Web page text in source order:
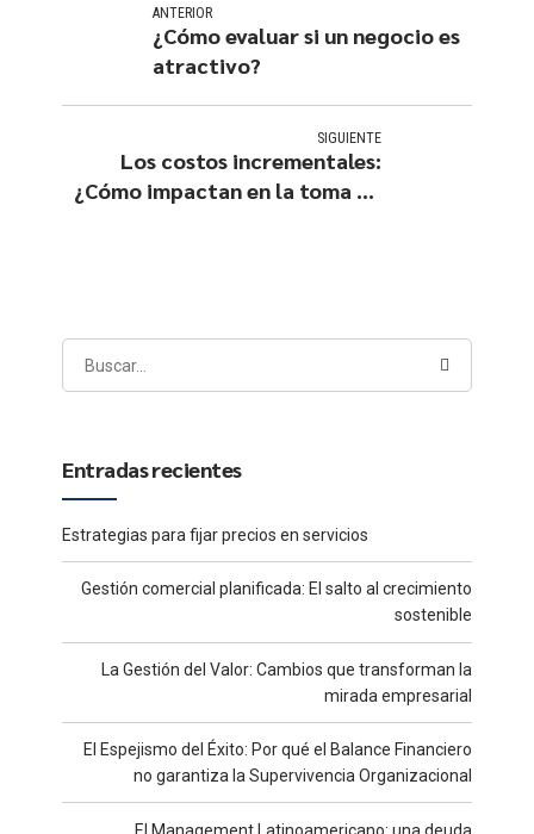
ANTERIOR
¿Cómo evaluar si un negocio es
atractivo?
SIGUIENTE
Los costos incrementales:
¿Cómo impactan en la toma de
Entradas recientes
Estrategias para fijar precios en servicios
Gestión comercial planificada: El salto al crecimiento
sostenible
La Gestión del Valor: Cambios que transforman la
mirada empresarial
El Espejismo del Éxito: Por qué el Balance Financiero
no garantiza la Supervivencia Organizacional
El Management Latinoamericano: una deuda